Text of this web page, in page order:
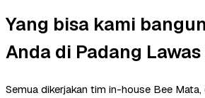
Yang bisa kami
Anda di Padang
Semua dikerjakan tim in-house Bee Mata,